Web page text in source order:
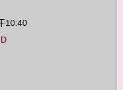
10:40